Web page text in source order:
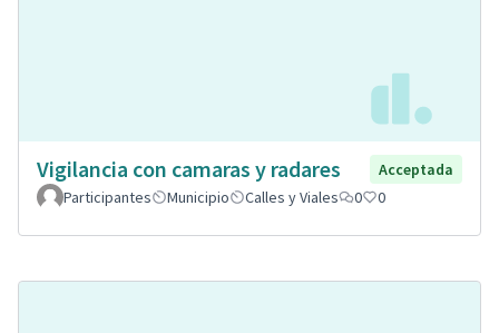
Vigilancia con camaras y radares
Acceptada
Participantes
Municipio Calles y Viales 0 0